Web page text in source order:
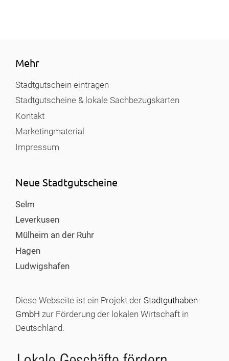
Mehr
Stadtgutschein eintragen
Stadtgutscheine & lokale Sachbezugskarten
Kontakt
Marketingmaterial
Impressum
Neue Stadtgutscheine
Selm
Leverkusen
Mülheim an der Ruhr
Hagen
Ludwigshafen
Diese Webseite ist ein Projekt der Stadtguthaben
GmbH zur Förderung der lokalen Wirtschaft in
Deutschland.